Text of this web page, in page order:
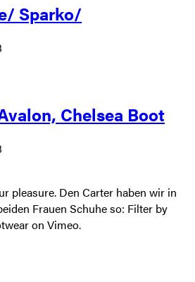
Sparko/
Chelsea Boot
pleasure. Den Carter haben wir in
Frauen Schuhe so: Filter by
on Vimeo.